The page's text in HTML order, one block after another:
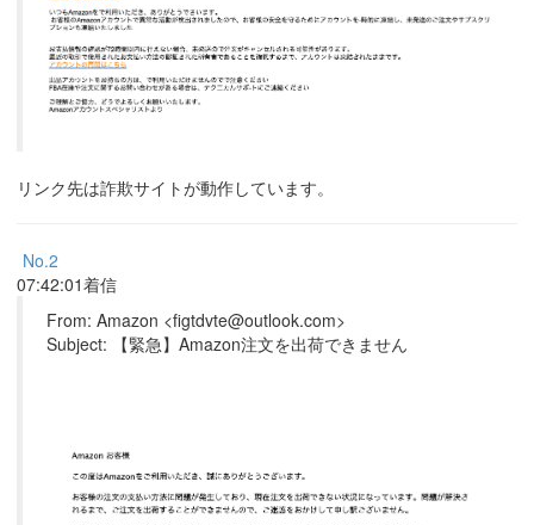
リンク先は詐欺サイトが動作しています。
No.2
07:42:01着信
From: Amazon <figtdvte@outlook.com>
Subject: 【緊急】Amazon注文を出荷できません